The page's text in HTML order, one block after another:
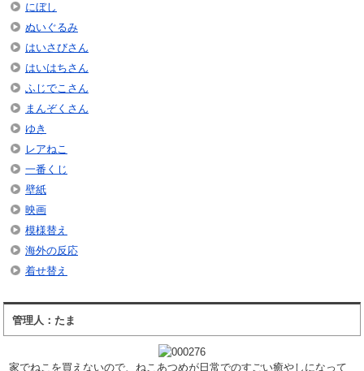
にぼし
ぬいぐるみ
はいさびさん
はいはちさん
ふじでこさん
まんぞくさん
ゆき
レアねこ
一番くじ
壁紙
映画
模様替え
海外の反応
着せ替え
管理人：たま
家でねこを買えないので、ねこあつめが日常でのすごい癒やしになって